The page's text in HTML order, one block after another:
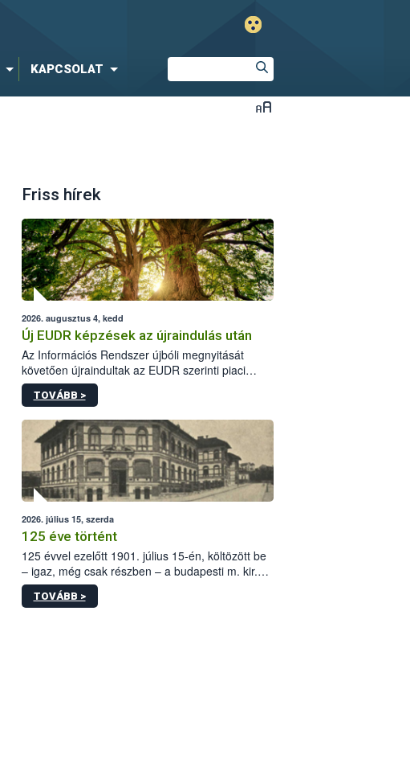
KAPCSOLAT
Friss hírek
2026. augusztus 4, kedd
Új EUDR képzések az újraindulás után
Az Információs Rendszer újbóli megnyitását
követően újraindultak az EUDR szerinti piaci
szereplőknek szóló online képzések.
TOVÁBB >
2026. július 15, szerda
125 éve történt
125 évvel ezelőtt 1901. július 15-én, költözött be
– igaz, még csak részben – a budapesti m. kir.
állami vetőmagvizsgáló állomás a Kis Rókus utca
15. szám alatti, Czigler Győző által tervezett új
TOVÁBB >